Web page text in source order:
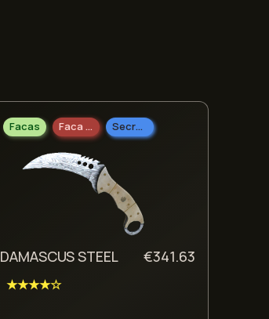
Facas Faca Talon Secreto
DAMASCUS STEEL €341.63
★★★★☆